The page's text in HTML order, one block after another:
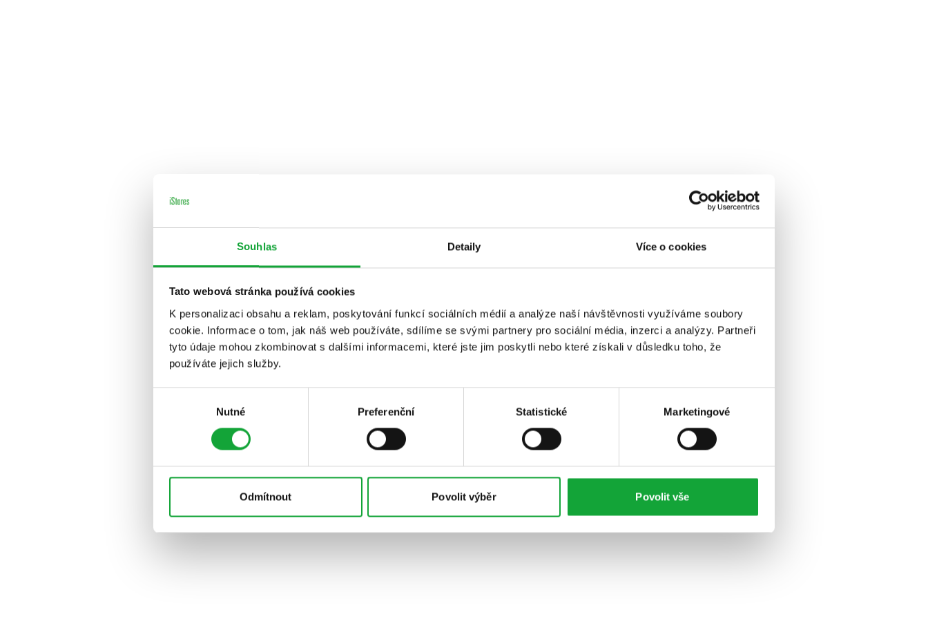
Souhlas Detaily Více o cookies
Tato webová stránka používá cookies
K personalizaci obsahu a reklam, poskytování funkcí sociálních médií a analýze naší návštěvnosti využíváme soubory
cookie. Informace o tom, jak náš web používáte, sdílíme se svými partnery pro sociální média, inzerci a analýzy. Partneři
tyto údaje mohou zkombinovat s dalšími informacemi, které jste jim poskytli nebo které získali v důsledku toho, že
používáte jejich služby.
Nutné Preferenční Statistické Marketingové
Odmítnout Povolit výběr Povolit vše